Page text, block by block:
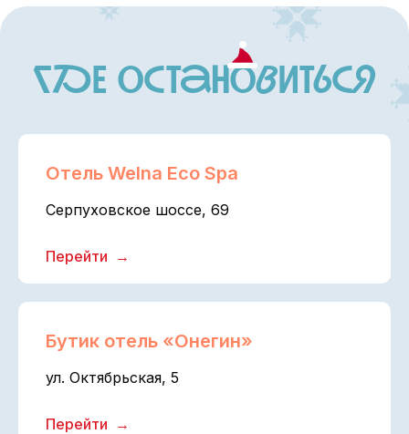
Отель Welna Eco Spa
Серпуховское шоссе, 69
Перейти
Бутик отель «Онегин»
ул. Октябрьская, 5
Перейти
ЧТо привезТи